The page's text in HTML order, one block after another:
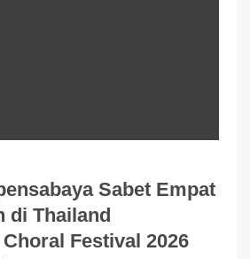
Sabet Empat
di Thailand
Festival 2026